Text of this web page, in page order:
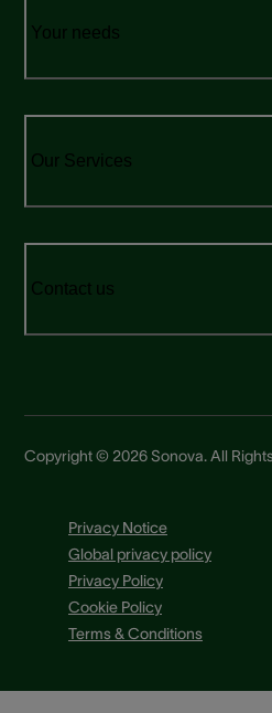
Your needs
Our Services
Contact us
Copyright © 2026 Sonova. All
Privacy Notice
Global privacy policy
Privacy Policy
Cookie Policy
Terms & Conditions